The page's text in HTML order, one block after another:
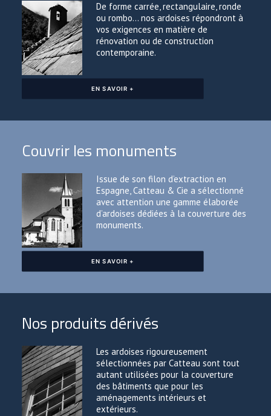
De forme carrée, rectangulaire, ronde
ou rombo… nos ardoises répondront à
vos exigences en matière de
rénovation ou de construction
contemporaine.
EN SAVOIR +
Couvrir les monuments
Issue de son filon d’extraction en
Espagne, Catteau & Cie a sélectionné
avec attention une gamme élaborée
d’ardoises dédiées à la couverture des
monuments.
EN SAVOIR +
Nos produits dérivés
Les ardoises rigoureusement
sélectionnées par Catteau sont tout
autant utilisées pour la couverture
des bâtiments que pour les
aménagements intérieurs et
extérieurs.